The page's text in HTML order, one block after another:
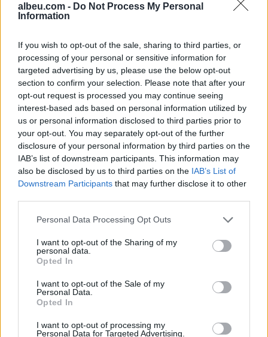
albeu.com - Do Not Process My Personal
Information
If you wish to opt-out of the sale, sharing to third parties, or
processing of your personal or sensitive information for
targeted advertising by us, please use the below opt-out
section to confirm your selection. Please note that after your
opt-out request is processed you may continue seeing
interest-based ads based on personal information utilized by
us or personal information disclosed to third parties prior to
your opt-out. You may separately opt-out of the further
disclosure of your personal information by third parties on the
IAB’s list of downstream participants. This information may
also be disclosed by us to third parties on the IAB’s List of
Downstream Participants that may further disclose it to other
Personal Data Processing Opt Outs
I want to opt-out of the Sharing of my
personal data.
Opted In
I want to opt-out of the Sale of my
Personal Data.
Opted In
I want to opt-out of processing my
Personal Data for Targeted Advertising.
dhe flakët u përhapën drejt
malit
Esim for Global
Esim for USA | Esim for Italy Esim for Spain|Esim